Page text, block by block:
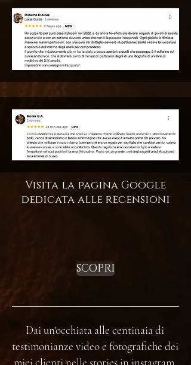
Visita la pagina Google
dedicata alle recensioni
SCOPRI
Dai un'occhiata alle centinaia di
testimonianze video e fotografiche dei